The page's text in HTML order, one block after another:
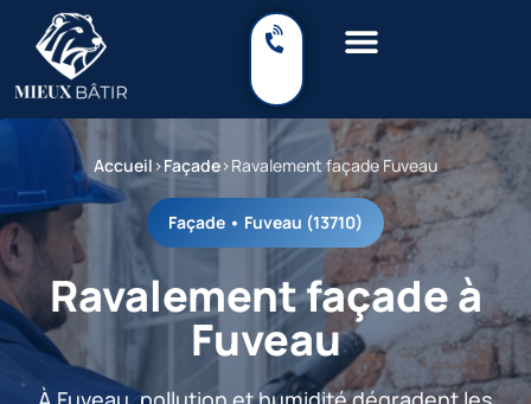
Accueil ›Façade›Ravalement façade Fuveau
Façade • Fuveau (13710)
Ravalement façade à
Fuveau